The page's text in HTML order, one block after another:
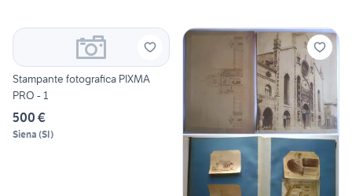
Stampante fotografica PIXMA
PRO - 1
500 €
Siena (SI)